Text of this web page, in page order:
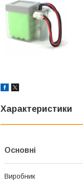
Характеристики
Основні
Виробник